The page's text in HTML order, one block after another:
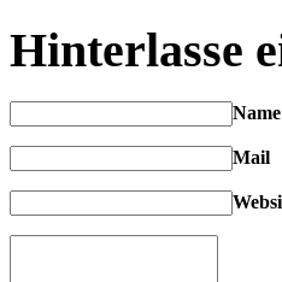
Hinterlasse
Name
Mail